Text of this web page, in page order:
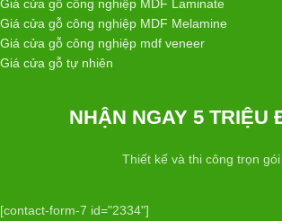
Giá cửa gỗ công nghiệp MDF Laminate
Giá cửa gỗ công nghiệp MDF Melamine
Giá cửa gỗ công nghiệp mdf veneer
Giá cửa gỗ tự nhiên
NHẬN NGAY 5 TRIỆU
Thiết kế và thi công trọn gói
[contact-form-7 id="2334"]